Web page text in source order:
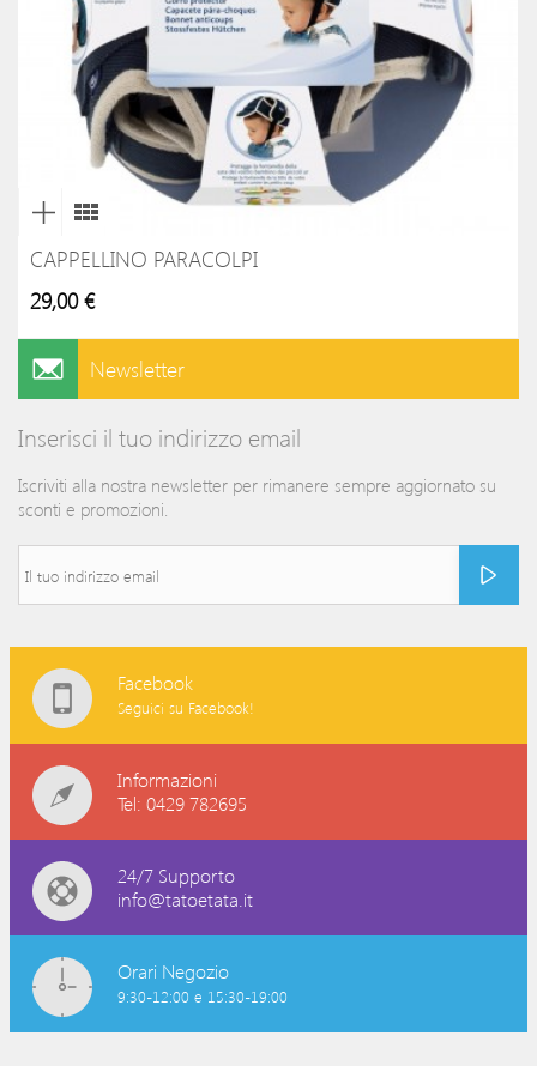
CAPPELLINO PARACOLPI
29,00 €
Newsletter
Inserisci il tuo indirizzo email
Iscriviti alla nostra newsletter per rimanere sempre aggiornato su
sconti e promozioni.
Facebook
Seguici su Facebook!
Informazioni
Tel: 0429 782695
24/7 Supporto
info@tatoetata.it
Orari Negozio
9:30-12:00 e 15:30-19:00